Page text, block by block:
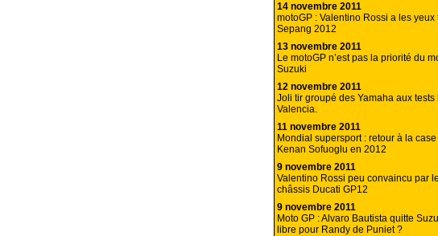
14 novembre 2011
motoGP : Valentino Rossi a les yeux
Sepang 2012
13 novembre 2011
Le motoGP n’est pas la priorité du
Suzuki
12 novembre 2011
Joli tir groupé des Yamaha aux tests
Valencia.
11 novembre 2011
Mondial supersport : retour à la
Kenan Sofuoglu en 2012
9 novembre 2011
Valentino Rossi peu convaincu par
châssis Ducati GP12
9 novembre 2011
Moto GP : Alvaro Bautista quitte
libre pour Randy de Puniet ?